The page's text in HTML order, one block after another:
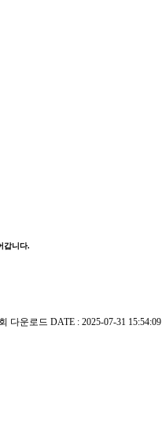
갑니다.
다운로드 DATE : 2025-07-31 15:54:09